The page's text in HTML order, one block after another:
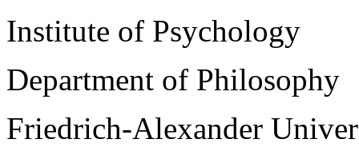
Institute of Psychology
Department of Philosophy
Friedrich-Alexander